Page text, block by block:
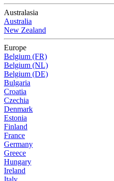
Australasia
Australia
New Zealand
Europe
Belgium (FR)
Belgium (NL)
Belgium (DE)
Bulgaria
Croatia
Czechia
Denmark
Estonia
Finland
France
Germany
Greece
Hungary
Ireland